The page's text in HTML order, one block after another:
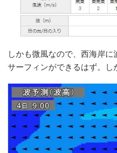
しかも微風なので、西海岸
サーフィンができるはず。し